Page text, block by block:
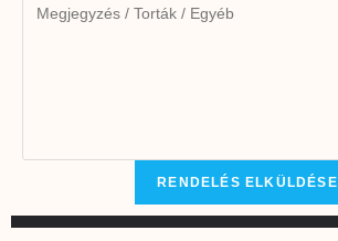
RENDELÉS ELKÜLDÉSE